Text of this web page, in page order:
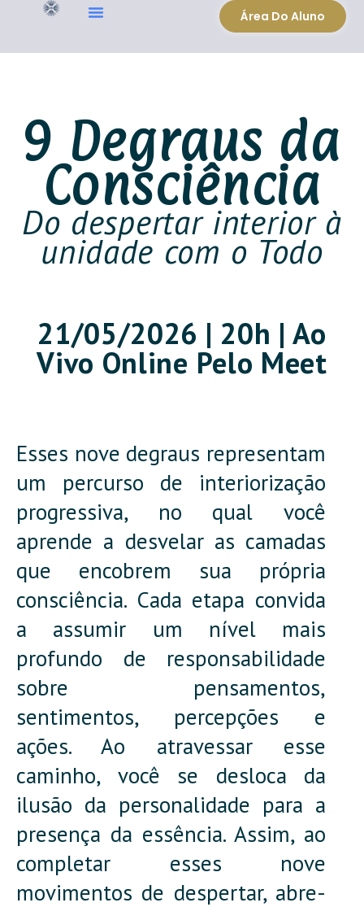
Área Do Aluno
9 Degraus da
Consciência
Do despertar interior à
unidade com o Todo
21/05/2026 | 20h | Ao
Vivo Online Pelo Meet
Esses nove degraus representam
um percurso de interiorização
progressiva, no qual você
aprende a desvelar as camadas
que encobrem sua própria
consciência. Cada etapa convida
a assumir um nível mais
profundo de responsabilidade
sobre pensamentos,
sentimentos, percepções e
ações. Ao atravessar esse
caminho, você se desloca da
ilusão da personalidade para a
presença da essência. Assim, ao
completar esses nove
movimentos de despertar, abre-